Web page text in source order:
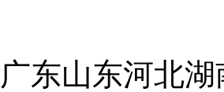
广东山东河北湖